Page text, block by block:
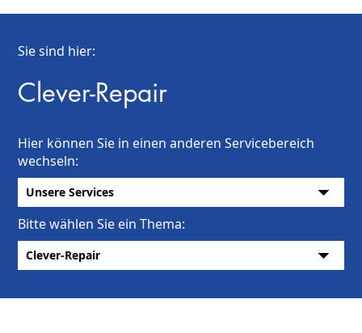
Sie sind hier:
Clever-Repair
Hier können Sie in einen anderen Servicebereich
wechseln:
Bitte wählen Sie ein Thema: